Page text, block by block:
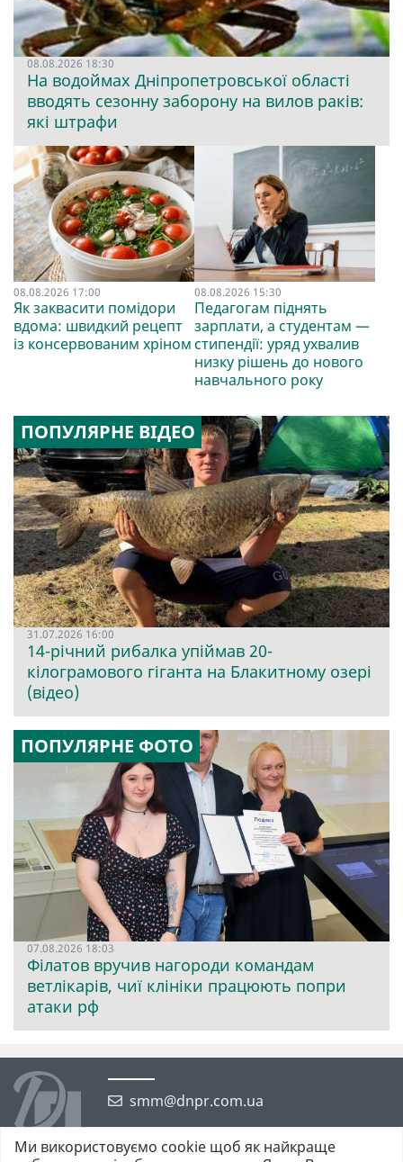
08.08.2026 18:30
На водоймах Дніпропетровської області
вводять сезонну заборону на вилов раків:
які штрафи
08.08.2026 17:00
Як заквасити помідори
вдома: швидкий рецепт
із консервованим хріном
08.08.2026 15:30
Педагогам піднять
зарплати, а студентам —
стипендії: уряд ухвалив
низку рішень до нового
навчального року
ПОПУЛЯРНЕ ВІДЕО
31.07.2026 16:00
14-річний рибалка упіймав 20-
кілограмового гіганта на Блакитному озері
(відео)
ПОПУЛЯРНЕ ФОТО
07.08.2026 18:03
Філатов вручив нагороди командам
ветлікарів, чиї клініки працюють попри
атаки рф
smm@dnpr.com.ua
Ми використовуємо cookie щоб як найкраще